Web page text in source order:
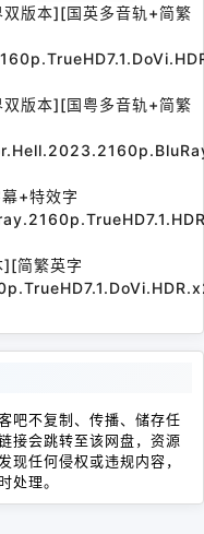
版本][国英多音轨+简繁
版本][国粤多音轨+简繁
+特效字
][简繁英字
吧不复制、传播、储存任
接会跳转至该网盘，资源
现任何侵权或违规内容，
处理。